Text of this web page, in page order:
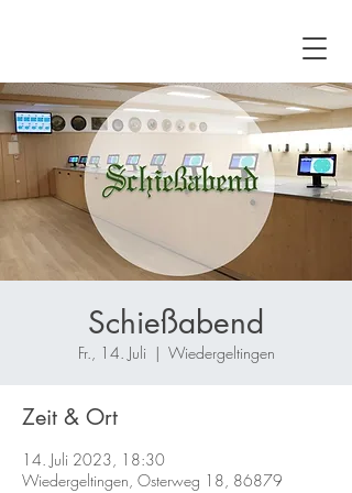
Schießabend
Fr., 14. Juli
  |
Wiedergeltingen
Zeit & Ort
14. Juli 2023, 18:30
Wiedergeltingen, Osterweg 18, 86879